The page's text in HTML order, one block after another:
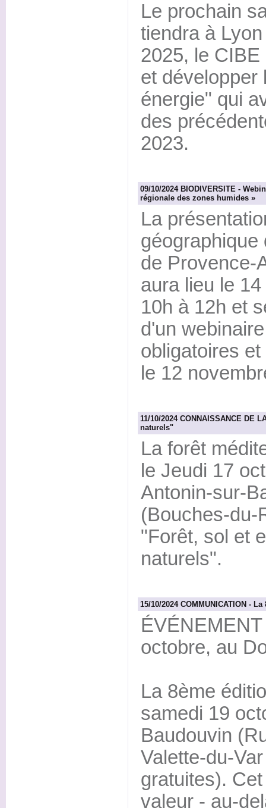
Le prochain
tiendra à
2025, le
et développer
énergie" qui
des
2023.
09/10/2024 BIODIVERSITE -
régionale des zones humides »
La
géographique
de Provence-
aura lieu le
10h à 12h et
d'un
obligatoires
le 12
11/10/2024 CONNAISSANCE DE
naturels"
La forêt
le Jeudi 17
Antonin-sur-
(Bouches-du-
"Forêt, sol et
naturels".
15/10/2024 COMMUNICATION -
octobre, au
La 8ème
samedi 19
Baudouvin
Valette-du-
gratuites).
valeur - au-